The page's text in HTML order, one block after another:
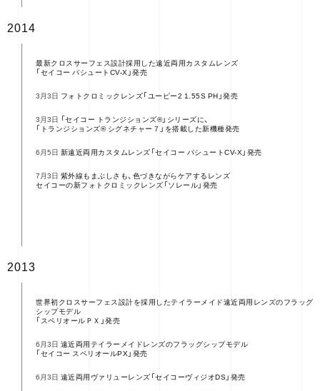
2014
最新クロスサーフェス設計採用した遠近両用カスタムレンズ
「セイコー パシュートCV-X」発売
3月3日 フォトクロミックレンズ「ユーピー2 1.55S PH」発売
3月3日 「セイコー トランジションズ®」シリーズに、
「トランジションズ® シグネチャー７」を搭載した新機種発売
6月5日 新遠近両用カスタムレンズ「セイコー パシュートCV-X」発売
7月3日 紫外線もまぶしさも、色づきながらケアするレンズ
セイコーの新フォトクロミックレンズ「ソレール」発売
2013
世界初クロスサーフェス設計を採用したテイラーメイド遠近両用レンズのフラッグ
シップモデル
「スペリオールＰＸ」発売
6月3日 遠近両用テイラーメイドレンズのフラッグシップモデル
「セイコー スペリオールPX」発売
6月3日 遠近両用ヴァリューレンズ「セイコーヴィジオDS」発売